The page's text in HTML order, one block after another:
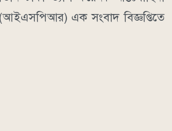
এক সংবাদ বিজ্ঞপ্তিতে